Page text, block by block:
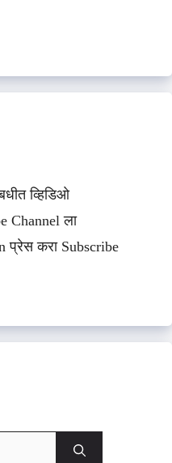
व्हिडिओ
Channel ला
प्रेस करा Subscribe